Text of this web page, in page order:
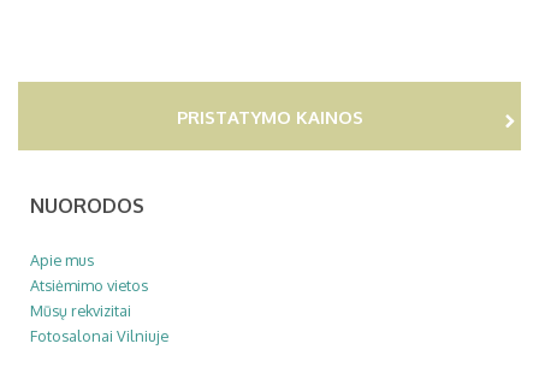
PRISTATYMO KAINOS
NUORODOS
Apie mus
Atsiėmimo vietos
Mūsų rekvizitai
Fotosalonai Vilniuje